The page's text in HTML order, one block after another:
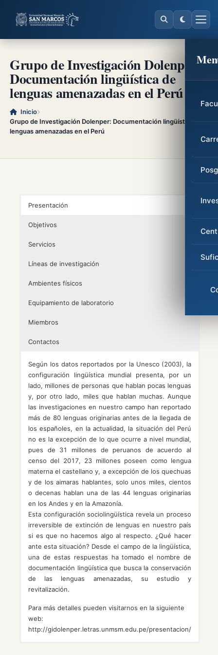
Grupo de Investigación Dolenper:
Documentación lingüística de
lenguas amenazadas en el Perú
Inicio
Grupo de Investigación Dolenper: Documentación lingüística de
lenguas amenazadas en el Perú
Presentación
Objetivos
Servicios
Líneas de investigación
Ambientes físicos
Equipamiento de laboratorio
Miembros
Contactos
Según los datos reportados por la Unesco (2003), la
configuración lingüística mundial presenta, por un
lado, millones de personas que hablan pocas lenguas
y, por otro lado, miles que hablan muchas. Aunque
las investigaciones en nuestro campo han reportado
más de 80 lenguas originarias antes de la llegada de
los españoles, en la actualidad, la situación del Perú
no es la excepción de lo que ocurre a nivel mundial,
pues de 31 millones de peruanos de acuerdo al
censo del 2017, 23 millones poseen como lengua
materna el castellano y, a excepción de los quechuas
y de los aimaras hablantes, solo unos miles, cientos
o decenas hablan una de las 44 lenguas originarias
en los Andes y en la Amazonía.
Esta configuración sociolingüística revela un proceso
irreversible de extinción de lenguas en nuestro país
si es que no hacemos algo al respecto. ¿Qué hacer
ante esta situación? Desde el campo de la lingüística,
una de estas respuestas ha tomado el nombre de
documentación lingüística que busca la conservación
de las lenguas amenazadas, su estudio y
revitalización.
Para más detalles pueden visitarnos en la siguiente
web:
http://gidolenper.letras.unmsm.edu.pe/presentacion/